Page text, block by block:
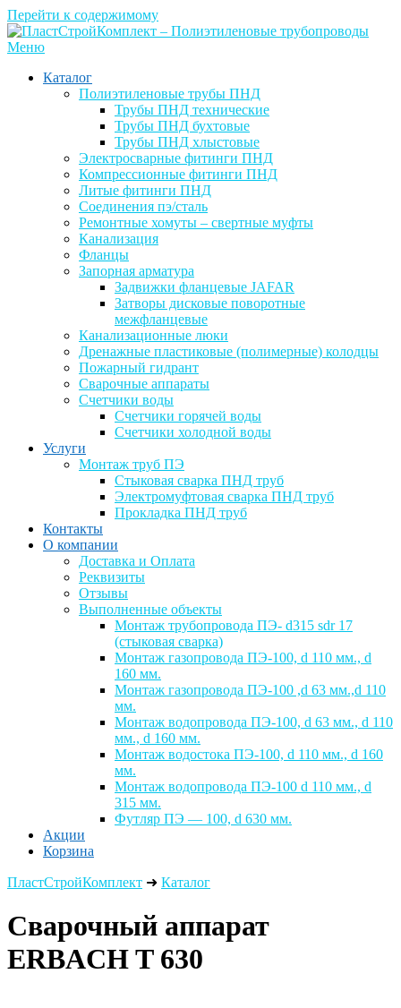
Перейти к содержимому
Меню
Каталог
Полиэтиленовые трубы ПНД
Трубы ПНД технические
Трубы ПНД бухтовые
Трубы ПНД хлыстовые
Электросварные фитинги ПНД
Компрессионные фитинги ПНД
Литые фитинги ПНД
Соединения пэ/сталь
Ремонтные хомуты – свертные муфты
Канализация
Фланцы
Запорная арматура
Задвижки фланцевые JAFAR
Затворы дисковые поворотные
межфланцевые
Канализационные люки
Дренажные пластиковые (полимерные) колодцы
Пожарный гидрант
Сварочные аппараты
Счетчики воды
Счетчики горячей воды
Счетчики холодной воды
Услуги
Монтаж труб ПЭ
Стыковая сварка ПНД труб
Электромуфтовая сварка ПНД труб
Прокладка ПНД труб
Контакты
О компании
Доставка и Оплата
Реквизиты
Отзывы
Выполненные объекты
Монтаж трубопровода ПЭ- d315 sdr 17
(стыковая сварка)
Монтаж газопровода ПЭ-100, d 110 мм., d
160 мм.
Монтаж газопровода ПЭ-100 ,d 63 мм.,d 110
мм.
Монтаж водопровода ПЭ-100, d 63 мм., d 110
мм., d 160 мм.
Монтаж водостока ПЭ-100, d 110 мм., d 160
мм.
Монтаж водопровода ПЭ-100 d 110 мм., d
315 мм.
Футляр ПЭ — 100, d 630 мм.
Акции
Корзина
ПластСтройКомплект ➜ Каталог
Сварочный аппарат
ERBACH T 630